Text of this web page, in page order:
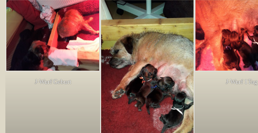
J-Wurf Geburt J-Wurf 1Tag